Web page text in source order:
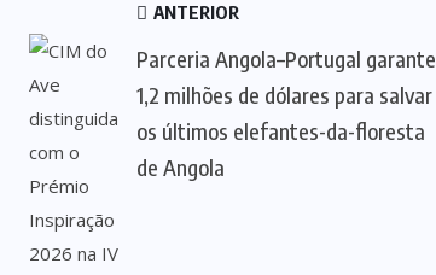
ANTERIOR
Parceria Angola–Portugal garante
1,2 milhões de dólares para salvar
os últimos elefantes-da-floresta
de Angola